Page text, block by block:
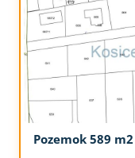
Pozemok 589